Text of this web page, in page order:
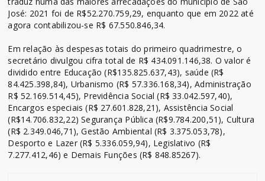
José: 2021 foi de R$52.270.759,29, enquanto que em 2022 até
agora contabilizou-se R$ 67.550.846,34.
Em relação às despesas totais do primeiro quadrimestre, o
secretário divulgou cifra total de R$ 434.091.146,38. O valor é
dividido entre Educação (R$135.825.637,43), saúde (R$
84.425.398,84), Urbanismo (R$ 57.336.168,34), Administração
R$ 52.169.514,45), Previdência Social (R$ 33.042.597,40),
Encargos especiais (R$ 27.601.828,21), Assistência Social
(R$14.706.832,22) Segurança Pública (R$9.784.200,51), Cultura
(R$ 2.349.046,71), Gestão Ambiental (R$ 3.375.053,78),
Desporto e Lazer (R$ 5.336.059,94), Legislativo (R$
7.277.412,46) e Demais Funções (R$ 848.85267).